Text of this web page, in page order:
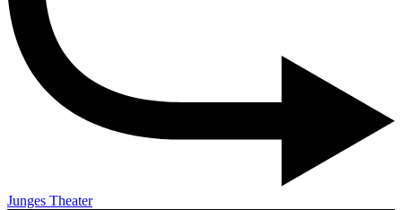
Junges Theater